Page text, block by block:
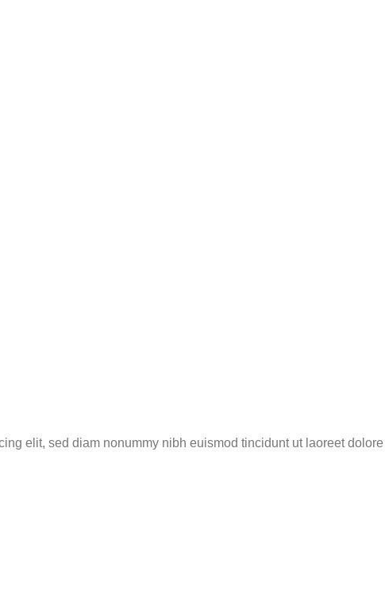
elit, sed diam nonummy nibh euismod tincidunt ut laoreet